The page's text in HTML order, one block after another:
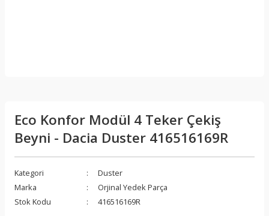
Eco Konfor Modül 4 Teker Çekiş
Beyni - Dacia Duster 416516169R
Kategori
Duster
Marka
Orjinal Yedek Parça
Stok Kodu
416516169R